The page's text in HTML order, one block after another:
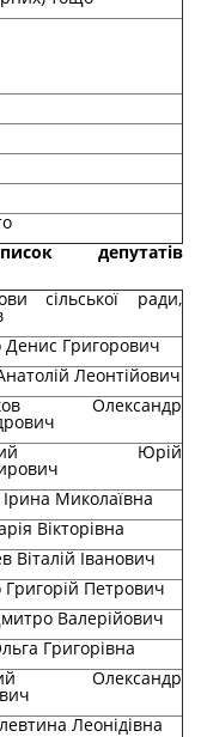
депутатів
сільської ради,
Денис Григорович
Леонтійович
Олександр
Юрій
Миколаївна
Вікторівна
Віталій Іванович
Григорій Петрович
Валерійович
Григорівна
Олександр
Леонідівна